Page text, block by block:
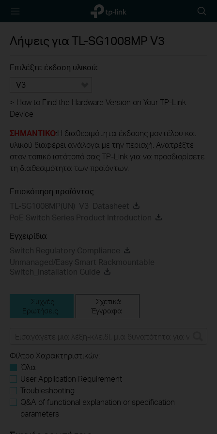
TP-Link,
Reliably
icon
Λήψεις γιαTL-SG1008MP V3
Επιλέξτε έκδοση υλικού:
V3
> How to Find the Hardware Version on Your TP-Link
Device
ΣΗΜΑΝΤΙΚΟ:Η διαθεσιμότητα έκδοσης μοντέλου και
υλικού διαφέρει ανάλογα με την περιοχή. Ανατρέξτε
στον τοπικό ιστότοπό σας TP-Link για να προσδιορίσετε
τη διαθεσιμότητα των προϊόντων.
Επισκόπηση προϊόντος
TL-SG1008MP(UN)_V3_Datasheet
PoE Switch Series Product Introduction
Εγχειρίδια
Switch Regulatory Compliance
Unmanaged/Easy Smart Rackmountable
Switch_Installation Guide
Συχνές
Ερωτήσεις
Σχετικά
Έγγραφα
Φίλτρο Χαρακτηριστικών:
Όλα
User Application Requirement
Troubleshooting
Q&A of functional explanation or specification
parameters